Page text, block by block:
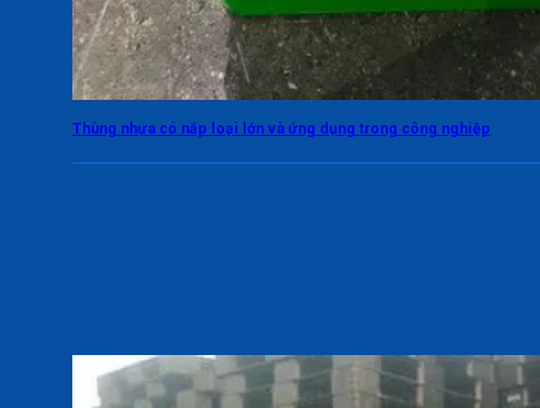
Thùng nhựa có nắp loại lớn và ứng dụng trong công nghiệp